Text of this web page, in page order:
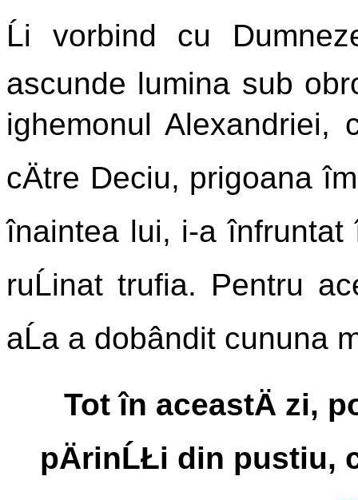
Ĺi vorbind cu
ascunde lumina sub
ighemonul Alexandriei,
cÄtre Deciu, prigoana
înaintea lui, i-a înfruntat
ruĹinat trufia. Pentru
aĹa a dobândit cununa
Tot în aceastÄ zi,
pÄrinĹŁi din pustiu,